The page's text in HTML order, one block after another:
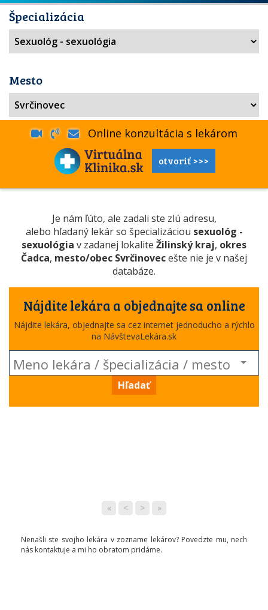
Špecializácia
Mesto
Online konzultácia s lekárom
otvoriť >>>
Je nám ľúto, ale zadali ste zlú adresu,
alebo hľadaný lekár so špecializáciou sexuológ -
sexuológia v zadanej lokalite Žilinský kraj, okres
Čadca, mesto/obec Svrčinovecešte nie je v našej
databáze.
Nájdite lekára a objednajte sa online
Nájdite lekára, objednajte sa cez internet jednoducho a rýchlo
na NávštevaLekára.sk
Hľadať
« < > »
Nenašli ste svojho lekára v zozname lekárov? Povedzte mu, nech
nás kontaktuje a mi ho obratom pridáme.